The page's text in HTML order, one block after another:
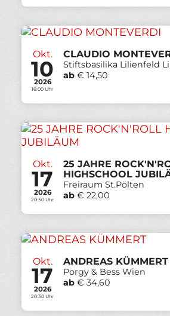
Okt.
10
2026
16:00 Uhr
CLAUDIO
Stiftsbasilika Lilienfeld
ab € 14,50
Okt.
17
2026
20:30 Uhr
25 JAHRE
HIGHSCHOOL
Freiraum St.Pölten
ab € 22,00
Okt.
17
2026
20:30 Uhr
ANDREAS KÜMMERT
Porgy & Bess Wien
ab € 34,60